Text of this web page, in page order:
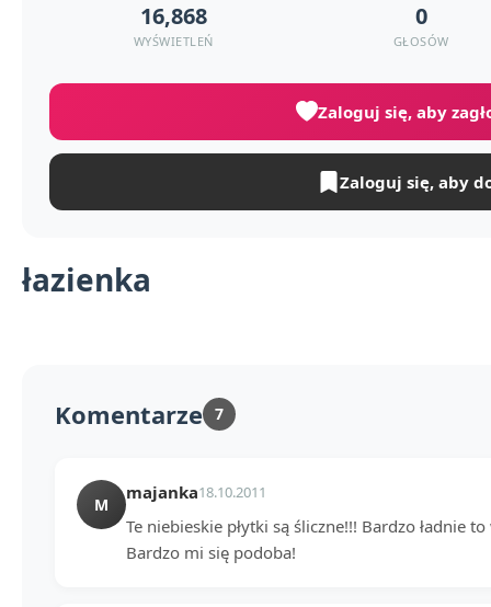
łazienka
16,868
WYŚWIETLEŃ
0
GŁOSÓW
Zaloguj się, aby
Zaloguj się, aby
Komentarze 7
M
majanka18.10.2011
Te niebieskie płytki są śliczne!!! Bardzo ładnie
Bardzo mi się podoba!